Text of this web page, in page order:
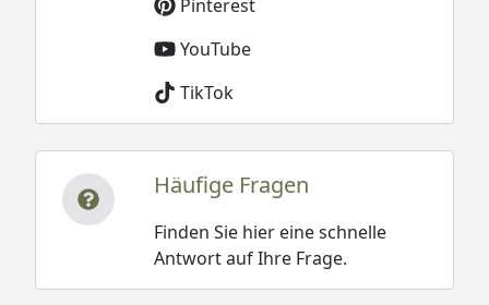
Pinterest
YouTube
TikTok
Häufige Fragen
Finden Sie hier eine schnelle
Antwort auf Ihre Frage.